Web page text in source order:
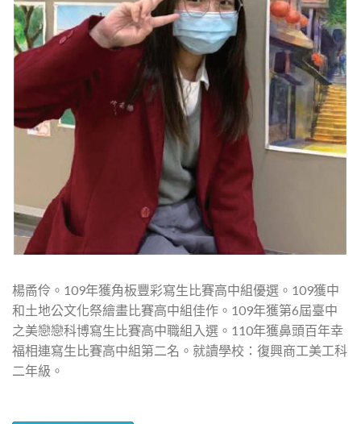
楊矞伶。109年獲角板豐彩寫生比賽高中組優選。109獲中
和土地公文化祭繪畫比賽高中組佳作。109年獲第6屆臺中
之美戀戀科博寫生比賽高中職組入選。110年獲鼻頭百年幸
福相連寫生比賽高中組第二名。就讀學校：復興商工美工科
二年級。